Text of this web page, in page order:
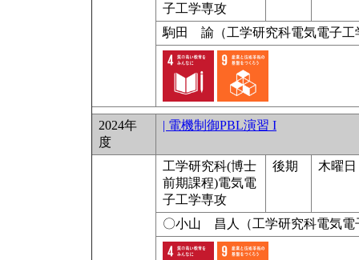
子工学専攻
駒田 諭（工学研究科電気電子工
2024年
度
| 電機制御PBL演習 I
工学研究科(博士
前期課程)電気電
子工学専攻
後期 木曜日
〇小山 昌人（工学研究科電気電